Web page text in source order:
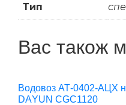
Тип
Вас також
Водовоз АТ-0402-АЦХ
DАYUN CGC1120